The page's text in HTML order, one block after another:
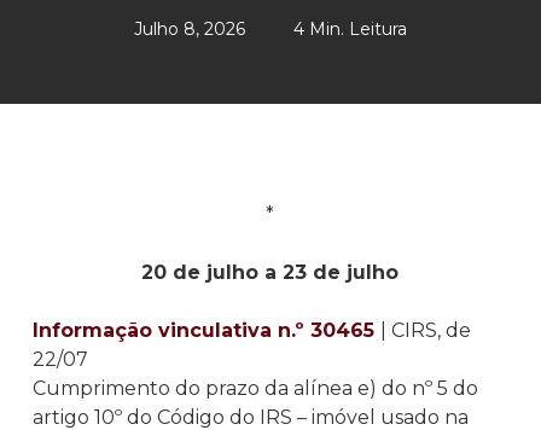
Julho 8, 2026 4 Min. Leitura
*
20 de julho a 23 de julho
Informação vinculativa n.º 30465
| CIRS, de
22/07
Cumprimento do prazo da alínea e) do nº 5 do
artigo 10º do Código do IRS – imóvel usado na